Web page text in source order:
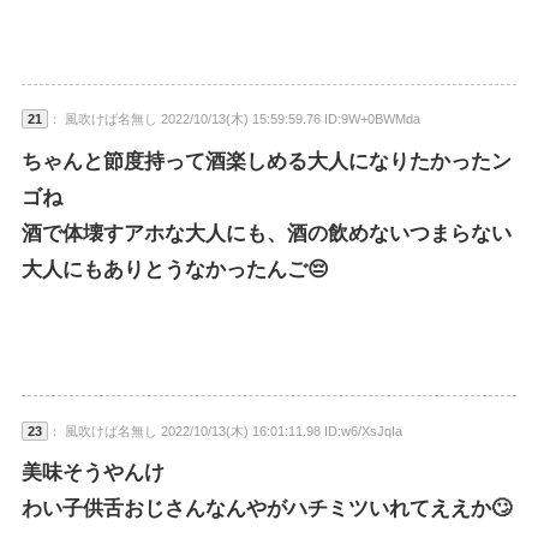
21 ： 風吹けば名無し 2022/10/13(木) 15:59:59.76 ID:9W+0BWMda
ちゃんと節度持って酒楽しめる大人になりたかったン
ゴね
酒で体壊すアホな大人にも、酒の飲めないつまらない
大人にもありとうなかったんご😔
23 ： 風吹けば名無し 2022/10/13(木) 16:01:11.98 ID:w6/XsJqIa
美味そうやんけ
わい子供舌おじさんなんやがハチミツいれてええか🙄